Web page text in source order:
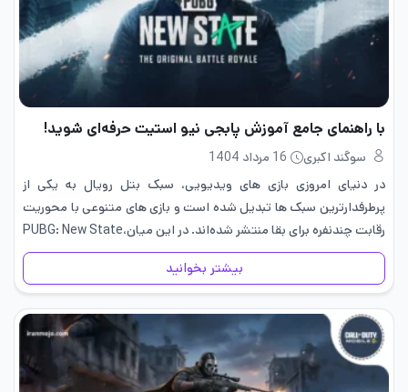
با راهنمای جامع آموزش پابجی نیو استیت حرفه‌ای شوید!
سوگند اکبری
16 مرداد 1404
در دنیای امروزی بازی های ویدیویی، سبک بتل رویال به یکی از
پرطرفدارترین سبک ها تبدیل شده است و بازی های متنوعی با محوریت
رقابت چندنفره برای بقا منتشر شده‌اند. در این میان،PUBG: New State
به عنوان نسخه ای آینده…
بیشتر بخوانید